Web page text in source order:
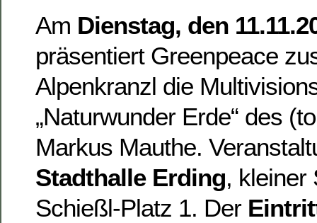
Am Dienstag, den
präsentiert Greenpeace
Alpenkranzl die
„Naturwunder Erde“ des
Markus Mauthe.
Stadthalle Erding, kleiner
Schießl-Platz 1. Der